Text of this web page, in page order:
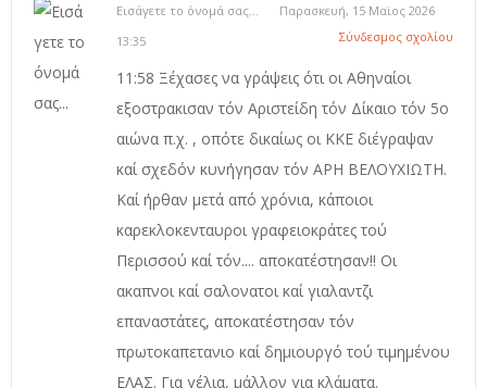
Εισάγετε το όνομά σας...
Παρασκευή, 15 Μαϊος 2026
13:35
Σύνδεσμος σχολίου
11:58 Ξέχασες να γράψεις ότι οι Αθηναίοι
εξοστρακισαν τόν Αριστείδη τόν Δίκαιο τόν 5ο
αιώνα π.χ. , οπότε δικαίως οι ΚΚΕ διέγραψαν
καί σχεδόν κυνήγησαν τόν ΑΡΗ ΒΕΛΟΥΧΙΩΤΗ.
Καί ήρθαν μετά από χρόνια, κάποιοι
καρεκλοκενταυροι γραφειοκράτες τού
Περισσού καί τόν.... αποκατέστησαν!! Οι
ακαπνοι καί σαλονατοι καί γιαλαντζι
επαναστάτες, αποκατέστησαν τόν
πρωτοκαπετανιο καί δημιουργό τού τιμημένου
ΕΛΑΣ. Για γέλια, μάλλον για κλάματα.